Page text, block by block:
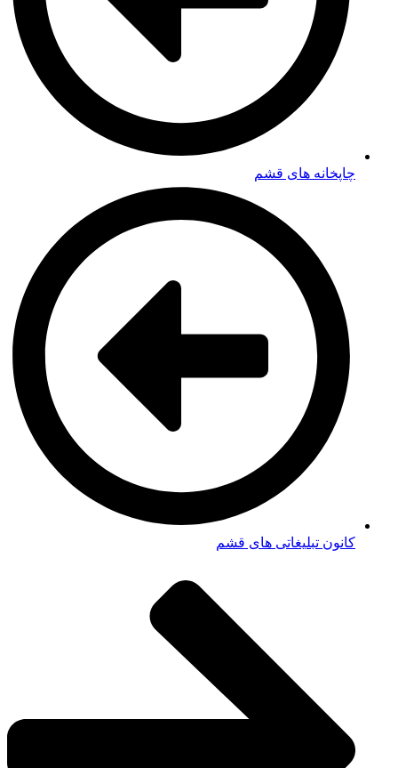
چاپخانه های قشم
کانون تبلیغاتی های قشم